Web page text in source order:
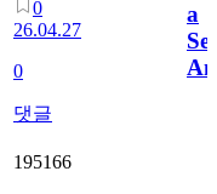
0
26.04.27
0
댓글
a
195166